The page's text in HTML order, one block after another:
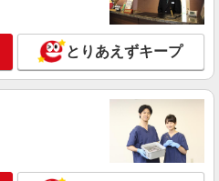
とりあえずキープ